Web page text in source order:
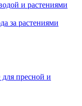
и растениями
за растениями
пресной и